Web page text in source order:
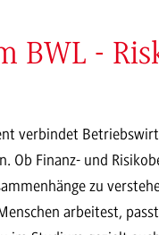
BWL -
verbindet
Ob Finanz- und
zu
arbeitest,